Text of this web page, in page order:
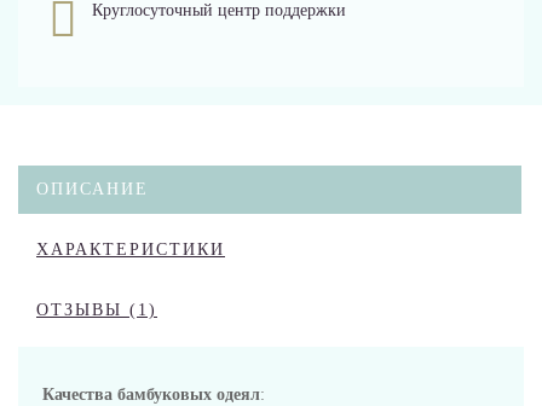
Круглосуточный центр поддержки
ОПИСАНИЕ
ХАРАКТЕРИСТИКИ
ОТЗЫВЫ (1)
Качества бамбуковых одеял: